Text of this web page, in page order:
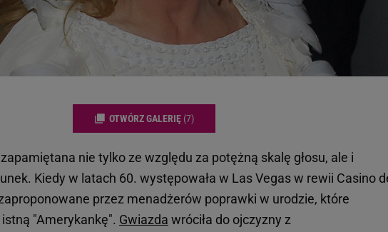
OTWÓRZ GALERIĘ (7)
zapamiętana nie tylko ze względu za potężną skalę głosu, ale i
Kiedy w latach 60. występowała w Las Vegas w rewii Casino
przez menadżerów poprawki w urodzie, które
"Amerykankę". Gwiazda wróciła do ojczyzny z